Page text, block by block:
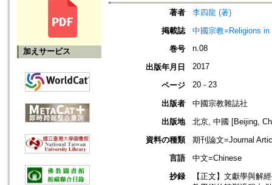
加えサービス
著者
李四龍 (著)
掲載誌
中國宗教=Religions
巻号
n.08
出版年月日 2017
ページ 20 - 23
出版者
中國宗教雜誌社
出版地
北京, 中國 [Beijing,
資料の種類
期刊論文=Journal
言語
中文=Chinese
抄録
【正文】文獻學與解